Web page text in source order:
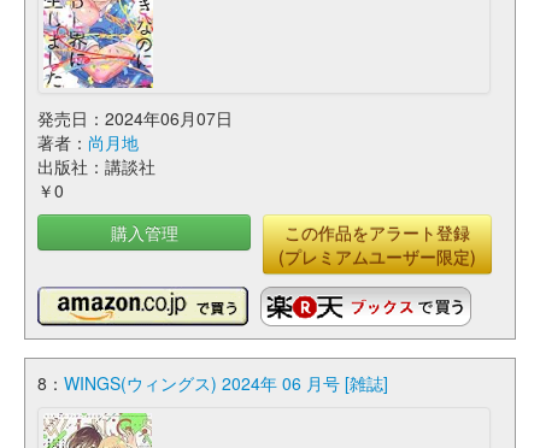
発売日：2024年06月07日
著者： 尚月地
出版社：講談社
￥0
購入管理
この作品をアラート登録
(プレミアムユーザー限定)
8： WINGS(ウィングス) 2024年 06 月号 [雑誌]